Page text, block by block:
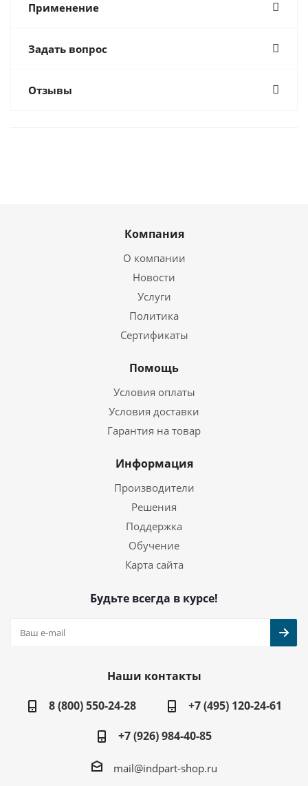
Применение
Задать вопрос
Отзывы
Компания
О компании
Новости
Услуги
Политика
Сертификаты
Помощь
Условия оплаты
Условия доставки
Гарантия на товар
Информация
Производители
Решения
Поддержка
Обучение
Карта сайта
Будьте всегда в курсе!
Наши контакты
8 (800) 550-24-28
+7 (495) 120-24-61
+7 (926) 984-40-85
mail@indpart-shop.ru